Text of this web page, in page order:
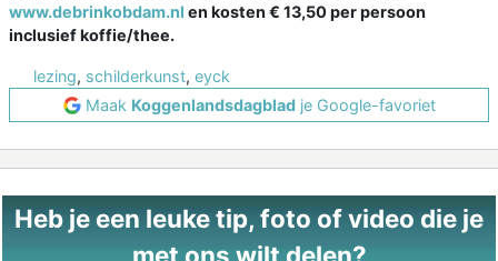
www.debrinkobdam.nl en kosten € 13,50 per persoon
inclusief koffie/thee.
lezing, schilderkunst, eyck
Maak Koggenlandsdagbladje Google-favoriet
Heb je een leuke tip, foto of video die je
met ons wilt delen?